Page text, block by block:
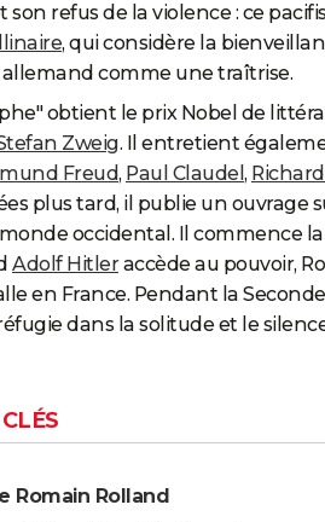
refus de la violence : ce
, qui considère la
comme une traîtrise.
obtient le prix Nobel de
Zweig. Il entretient
Freud, Paul Claudel ,
plus tard, il publie un ouvrage
occidental. Il commence
Adolf Hitleraccède au pouvoir,
en France. Pendant la
dans la solitude et le
Romain Rolland